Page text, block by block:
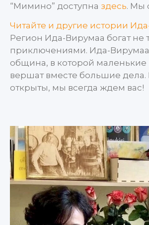
“Мимино” доступна здесь. Мы
Читайте и другие истории
Регион Ида-Вирумаа богат не
приключениями. Ида-
община, в которой
вершат вместе большие
открыты, мы всегда ждем вас!